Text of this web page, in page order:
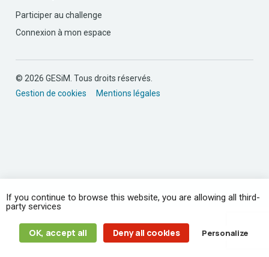
Participer au challenge
Connexion à mon espace
© 2026 GESiM. Tous droits réservés.
Gestion de cookies
Mentions légales
If you continue to browse this website, you are allowing all third-
party services
OK, accept all Deny all cookies Personalize